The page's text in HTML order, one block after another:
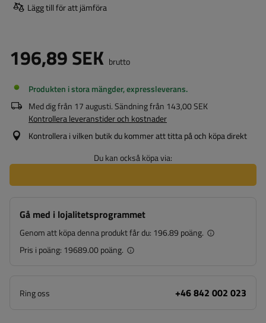
Lägg till för att jämföra
196,89 SEK brutto
Produkten i stora mängder, expressleverans
Med dig från 17 augusti. Sändning från 143,00 SEK
Kontrollera leveranstider och kostnader
Kontrollera i vilken butik du kommer att titta på och köpa direkt
Du kan också köpa via:
Gå med i lojalitetsprogrammet
Genom att köpa denna produkt får du: 196.89 poäng.
Pris i poäng: 19689.00 poäng.
Ring oss +46 842 002 023